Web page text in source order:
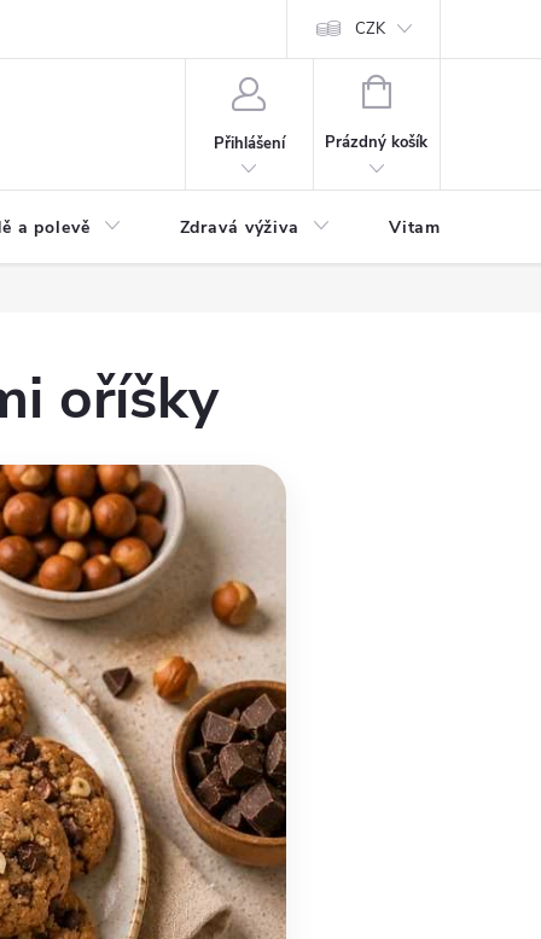
Formulář pro odstoupení od
CZK
Přihlášení
NÁKUPNÍ
Prázdný košík
a polevě Zdravá výživa Vitamíny a
oříšky